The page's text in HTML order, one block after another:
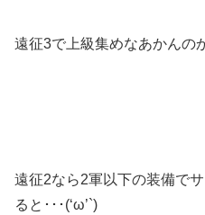
遠征3で上級集めなあかんの
遠征2なら2軍以下の装備で
ると･･･(‘ω’`)